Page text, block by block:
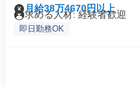
月給38万4670円以上
求める人材: 経験者歓迎
即日勤務OK